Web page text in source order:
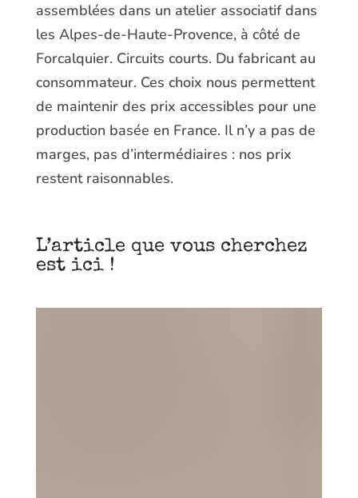
assemblées dans un atelier associatif dans
les Alpes-de-Haute-Provence, à côté de
Forcalquier. Circuits courts. Du fabricant au
consommateur. Ces choix nous permettent
de maintenir des prix accessibles pour une
production basée en France. Il n’y a pas de
marges, pas d’intermédiaires : nos prix
restent raisonnables.
L’article que vous cherchez
est ici !